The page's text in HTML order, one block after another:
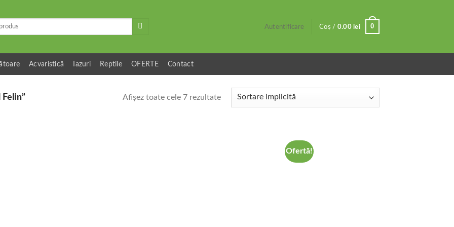
Autentificare Coș / 0.00 lei 0
Acvaristică Iazuri Reptile OFERTE Contact
Afișez toate cele 7 rezultate
Ofertă!